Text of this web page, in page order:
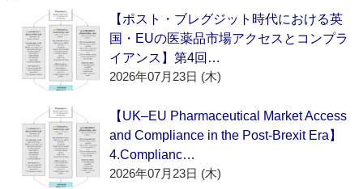
【ポスト・ブレグジット時代における英
国・EUの医薬品市場アクセスとコンプラ
イアンス】第4回…
2026年07月23日 (木)
【UK–EU Pharmaceutical Market Access
and Compliance in the Post-Brexit Era】
4.Complianc…
2026年07月23日 (木)